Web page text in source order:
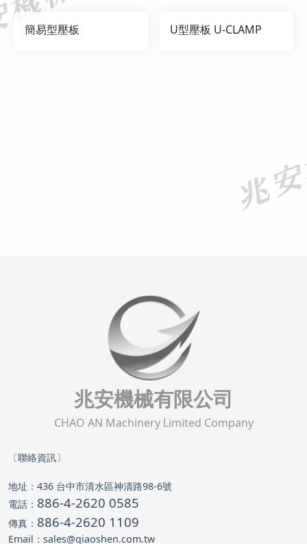
簡易型壓板 U型壓板 U-CLAMP
兆安機械有限公司
CHAO AN Machinery Limited Company
〔聯絡資訊〕
地址：436 台中市清水區神清路98-6號
電話： 886-4-2620 0585
傳真： 886-4-2620 1109
Email：sales@qiaoshen.com.tw